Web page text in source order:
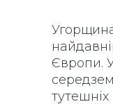
Європи.